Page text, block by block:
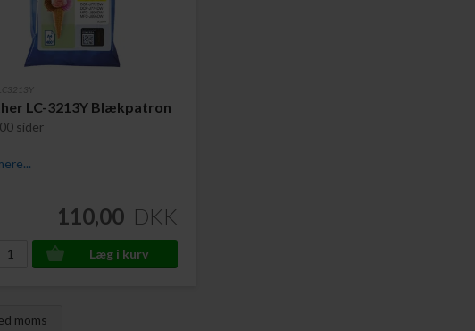
LC-3213Y Blækpatron
sider
110,00 DKK
moms